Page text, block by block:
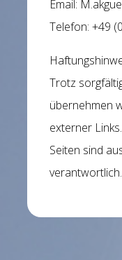
Email:
Telefon: +49
Trotz
übernehmen
externer
Seiten sind
verantwortlich.